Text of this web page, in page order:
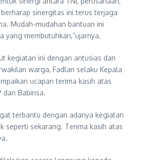
sinergitas ini terus terjaga
Mudah-mudahan bantuan ini
yang membutuhkan,”ujarnya.
kegiatan ini dengan antusias dan
warga, Fadlan selaku Kepala
ucapan terima kasih atas
dan Babinsa.
terbantu dengan adanya kegiatan
seperti sekarang. Terima kasih atas